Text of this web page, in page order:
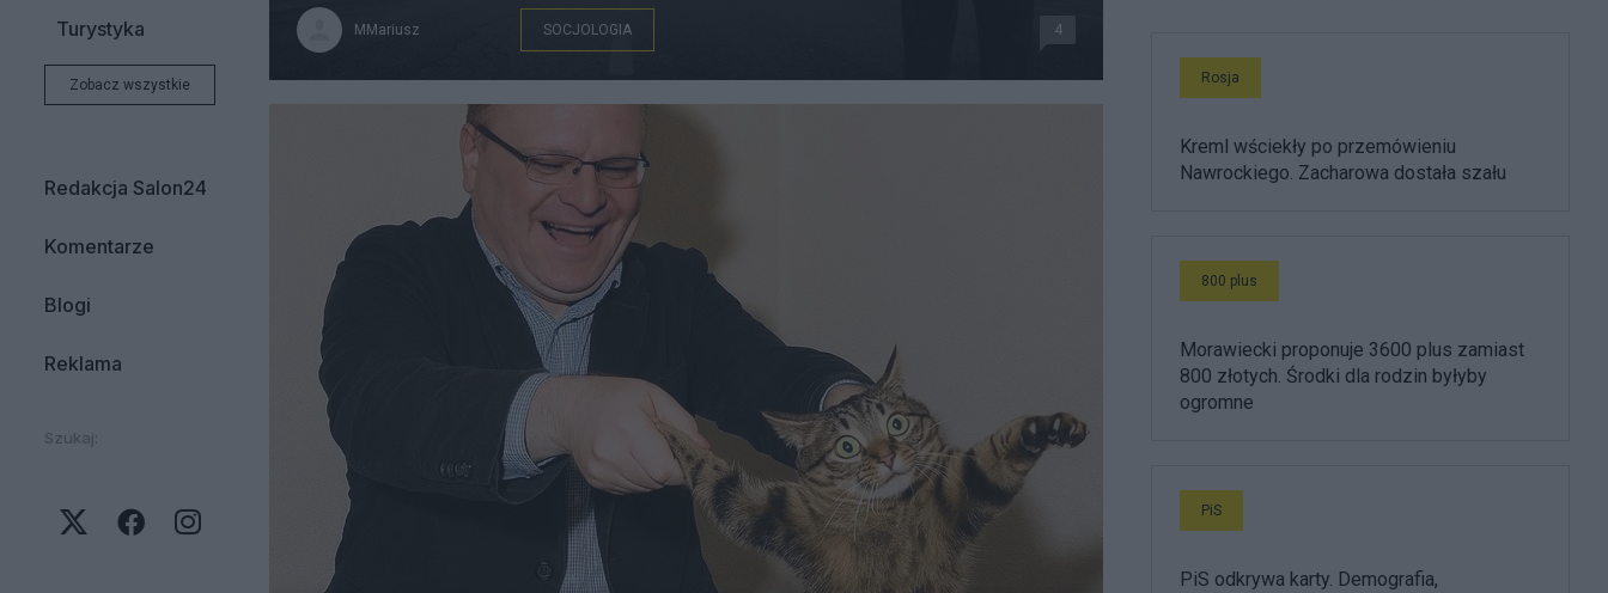
Turystyka
Zobacz wszystkie
Redakcja Salon24
Komentarze
Blogi
Reklama
Szukaj:
MMariusz SOCJOLOGIA 4
Rosja
Kreml wściekły po przemówieniu
Nawrockiego. Zacharowa dostała szału
800 plus
Morawiecki proponuje 3600 plus zamiast
800 złotych. Środki dla rodzin byłyby
ogromne
PiS
PiS odkrywa karty. Demografia,